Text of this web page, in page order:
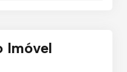
Imóvel